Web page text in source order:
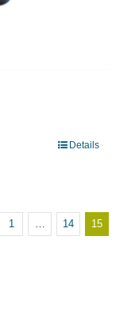
Details
1 … 14 15